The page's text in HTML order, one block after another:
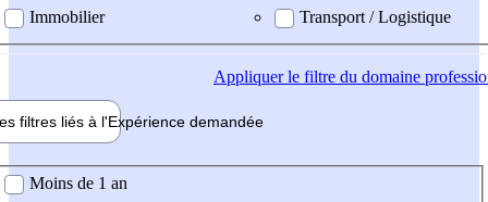
Immobilier
Transport / Logistique
Appliquerle filtre du domaine
filtres liés à l'Expérience demandée
demandée
Moins de 1 an